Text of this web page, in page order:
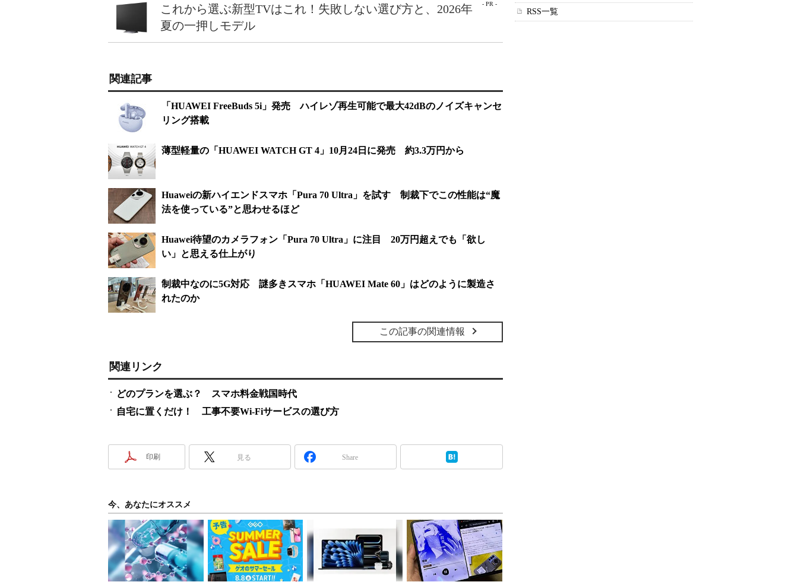
- PR -
これから選ぶ新型TVはこれ！失敗しない選び方と、2026年
夏の一押しモデル
関連記事
「HUAWEI FreeBuds 5i」発売 ハイレゾ再生可能で最大42dBのノイズキャンセ
リング搭載
薄型軽量の「HUAWEI WATCH GT 4」10月24日に発売 約3.3万円から
Huaweiの新ハイエンドスマホ「Pura 70 Ultra」を試す 制裁下でこの性能は“魔
法を使っている”と思わせるほど
Huawei待望のカメラフォン「Pura 70 Ultra」に注目 20万円超えでも「欲し
い」と思える仕上がり
制裁中なのに5G対応 謎多きスマホ「HUAWEI Mate 60」はどのように製造さ
れたのか
この記事の関連情報
関連リンク
どのプランを選ぶ？ スマホ料金戦国時代
自宅に置くだけ！ 工事不要Wi-Fiサービスの選び方
印刷 見る Share
今、あなたにオススメ
RSS一覧